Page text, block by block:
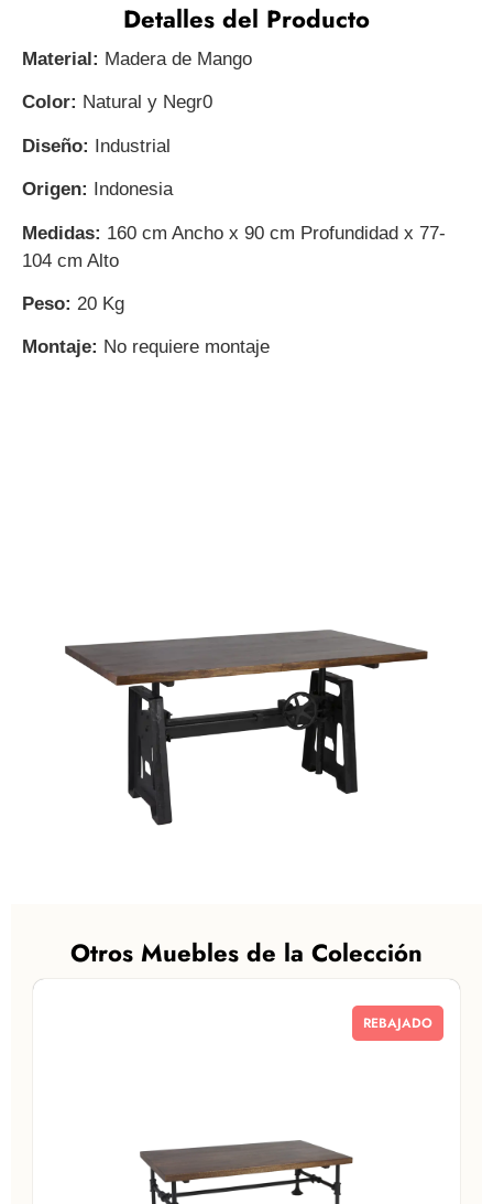
Detalles del Producto
Material: Madera de Mango
Color: Natural y Negr0
Diseño: Industrial
Origen: Indonesia
Medidas: 160 cm Ancho x 90 cm Profundidad x 77-
104 cm Alto
Peso: 20 Kg
Montaje: No requiere montaje
Otros Muebles de la Colección
REBAJADO